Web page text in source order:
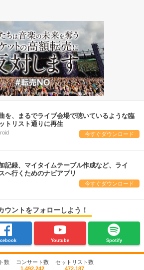
を、まるでライブ会場で聴いているような臨
トリスト通りに再生
今すぐダウンロード
記録、マイタイムテーブル作成など、ライ
へ行くためのナビアプリ
今すぐダウンロード
ウントをフォローしよう！
Youtube Spotify
数
コンサート数
1,492,242
セットリスト数
472,187